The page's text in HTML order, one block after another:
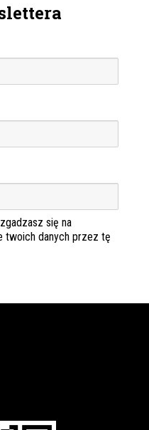
się na
twoich danych przez tę